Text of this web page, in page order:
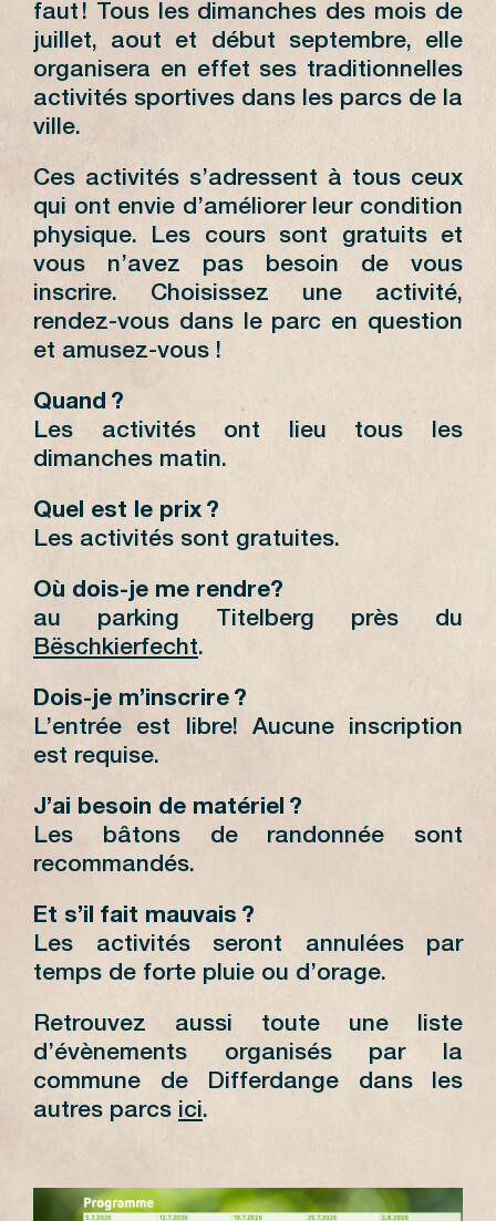
faut ! Tous les dimanches des mois de
juillet, aout et début septembre, elle
organisera en effet ses traditionnelles
activités sportives dans les parcs de la
ville.
Ces activités s’adressent à tous ceux
qui ont envie d’améliorer leur condition
physique. Les cours sont gratuits et
vous n’avez pas besoin de vous
inscrire. Choisissez une activité,
rendez-vous dans le parc en question
et amusez-vous !
Quand ?
Les activités ont lieu tous les
dimanches matin.
Quel est le prix ?
Les activités sont gratuites.
Où dois-je me rendre?
au parking Titelberg près du
Bëschkierfecht.
Dois-je m’inscrire ?
L’entrée est libre! Aucune inscription
est requise.
J’ai besoin de matériel ?
Les bâtons de randonnée sont
recommandés.
Et s’il fait mauvais ?
Les activités seront annulées par
temps de forte pluie ou d’orage.
Retrouvez aussi toute une liste
d’évènements organisés par la
commune de Differdange dans les
autres parcs ici.